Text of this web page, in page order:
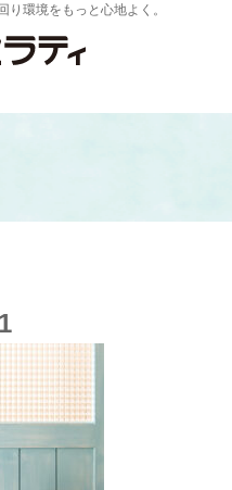
環境をもっと心地よく。